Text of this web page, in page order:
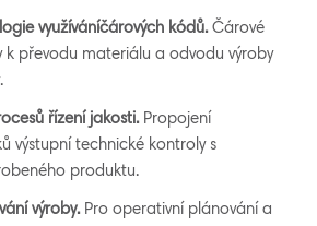
využíváníčárových kódů. Čárové
k převodu materiálu a odvodu výroby
ocesů řízení jakosti. Propojení
výstupní technické kontroly s
produktu.
výroby. Pro operativní plánování a